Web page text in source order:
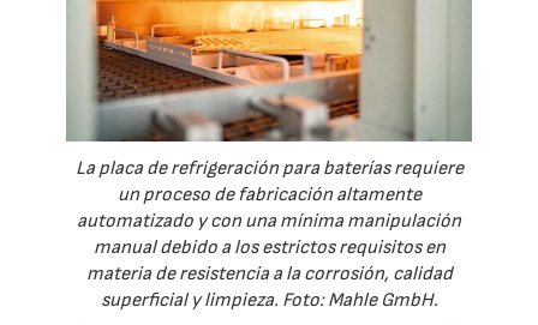
La placa de refrigeración para baterías requiere
un proceso de fabricación altamente
automatizado y con una mínima manipulación
manual debido a los estrictos requisitos en
materia de resistencia a la corrosión, calidad
superficial y limpieza. Foto: Mahle GmbH.